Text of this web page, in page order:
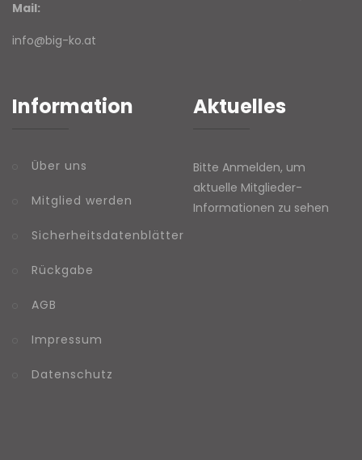
Mail:
info@big-ko.at
Information
Über uns
Mitglied werden
Sicherheitsdatenblätter
Rückgabe
AGB
Impressum
Datenschutz
Aktuelles
Bitte Anmelden, um
aktuelle Mitglieder-
Informationen zu sehen